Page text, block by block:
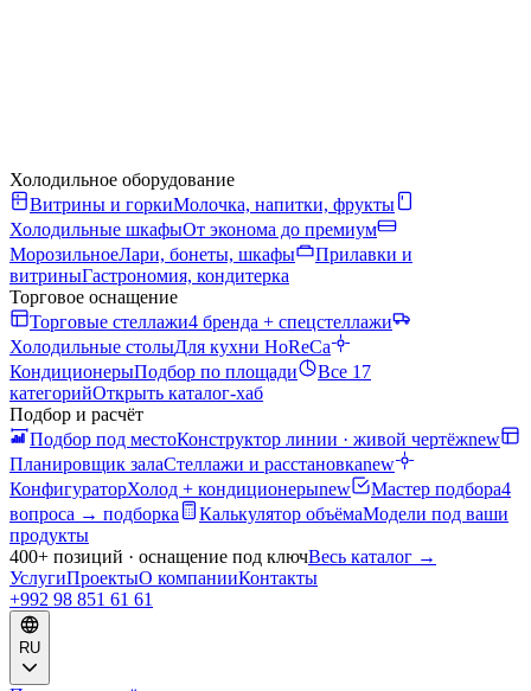
Холодильное оборудование
Витрины и горкиМолочка, напитки, фрукты
Холодильные шкафыОт эконома до премиум
МорозильноеЛари, бонеты, шкафы
Прилавки и
витриныГастрономия, кондитерка
Торговое оснащение
Торговые стеллажи4 бренда + спецстеллажи
Холодильные столыДля кухни HoReCa
КондиционерыПодбор по площади
Все 17
категорийОткрыть каталог-хаб
Подбор и расчёт
Подбор под местоКонструктор линии · живой чертёжnew
Планировщик залаСтеллажи и расстановкаnew
КонфигураторХолод + кондиционерыnew Мастер подбора4
вопроса → подборка
Калькулятор объёмаМодели под ваши
продукты
400+ позиций · оснащение под ключВесь каталог →
УслугиПроектыО компанииКонтакты
+992 98 851 61 61
RU